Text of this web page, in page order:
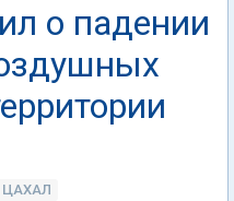
о падении
ЦАХАЛ